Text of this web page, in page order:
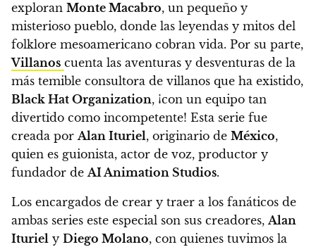
exploran Monte Macabro, un pequeño y
misterioso pueblo, donde las leyendas y mitos del
folklore mesoamericano cobran vida. Por su parte,
Villanos cuenta las aventuras y desventuras de la
más temible consultora de villanos que ha existido,
Black Hat Organization, ¡con un equipo tan
divertido como incompetente! Esta serie fue
creada porAlan Ituriel, originario de México,
quien es guionista, actor de voz, productor y
fundador deAI Animation Studios.
Los encargados de crear y traer a los fanáticos de
ambas series este especial son sus creadores,Alan
Ituriel y Diego Molano, con quienes tuvimos la